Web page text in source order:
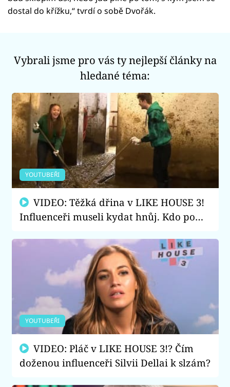
dostal do křížku,“ tvrdí o sobě Dvořák.
Vybrali jsme pro vás ty nejlepší články na
hledané téma:
YOUTUBEŘI
Influenceři museli kydat hnůj. Kdo po
YOUTUBEŘI
doženou influenceři Silvii Dellai k slzám?